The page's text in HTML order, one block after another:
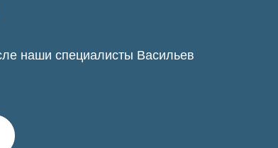
наши специалисты Васильев